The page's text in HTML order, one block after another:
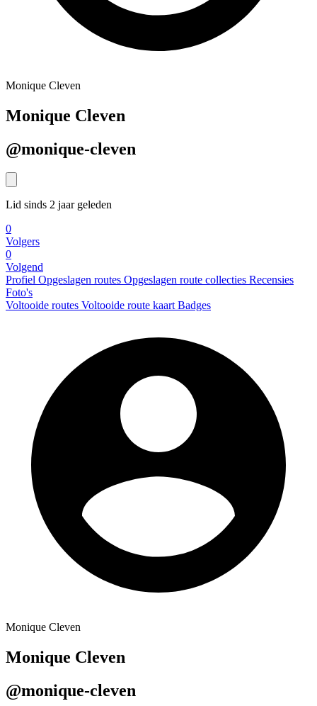
Monique Cleven
Monique Cleven
@monique-cleven
Lid sinds 2 jaar geleden
0
Volgers
0
Volgend
Profiel Opgeslagen routes Opgeslagen route collecties Recensies
Foto's
Voltooide routes Voltooide route kaartBadges
Monique Cleven
Monique Cleven
@monique-cleven